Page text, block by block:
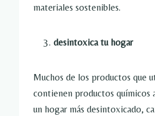
materiales sostenibles.
desintoxica tu hogar
Muchos de los productos que
contienen productos químicos
un hogar más desintoxicado,